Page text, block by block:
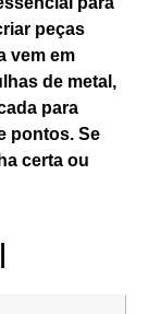
peças
vem em
de metal,
para
pontos. Se
certa ou